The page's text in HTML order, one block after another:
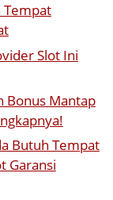
Tempat
Slot Ini
Bonus Mantap
Butuh Tempat
Garansi